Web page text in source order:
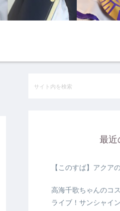
最近
【このすば】アクア
高海千歌ちゃんのコ
ライブ！サンシャイン